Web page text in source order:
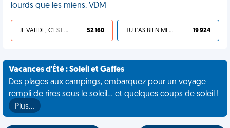
lourds que les miens. VDM
JE VALIDE, C'EST UNE VDM 52 160 TU L'AS BIEN MÉRITÉ 19 924
Vacances d'Été : Soleil et Gaffes
Des plages aux campings, embarquez pour un voyage
rempli de rires sous le soleil... et quelques coups de soleil !
Plus…